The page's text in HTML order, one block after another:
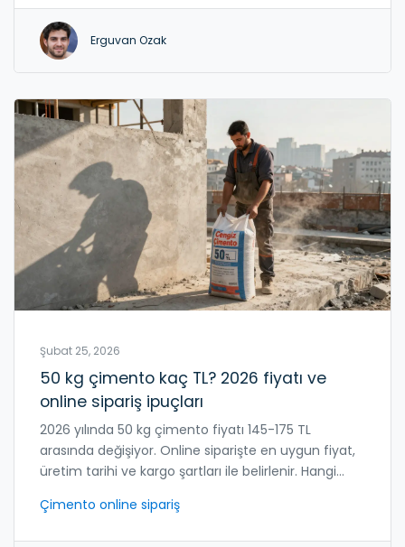
Erguvan Ozak
Şubat 25, 2026
50 kg çimento kaç TL? 2026 fiyatı ve
online sipariş ipuçları
2026 yılında 50 kg çimento fiyatı 145-175 TL
arasında değişiyor. Online siparişte en uygun fiyat,
üretim tarihi ve kargo şartları ile belirlenir. Hangi
öğrenin.
Çimento online sipariş